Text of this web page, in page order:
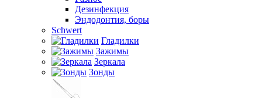
Дезинфекция
Эндодонтия, боры
Schwert
Гладилки
Зажимы
Зеркала
Зонды